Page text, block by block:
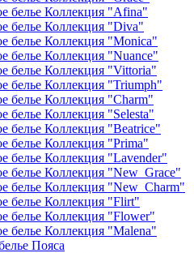
белье Коллекция "Afina"
белье Коллекция "Diva"
белье Коллекция "Monica"
белье Коллекция "Nuance"
белье Коллекция "Vittoria"
белье Коллекция "Triumph"
белье Коллекция "Charm"
белье Коллекция "Selesta"
белье Коллекция "Beatrice"
белье Коллекция "Prima"
белье Коллекция "Lavender"
белье Коллекция "New_Grace"
белье Коллекция "New_Charm"
белье Коллекция "Flirt"
белье Коллекция "Flower"
белье Коллекция "Malena"
Пояса